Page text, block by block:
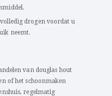
drogen voordat u
neemt.
van douglas hout
of het schoonmaken
regelmatig